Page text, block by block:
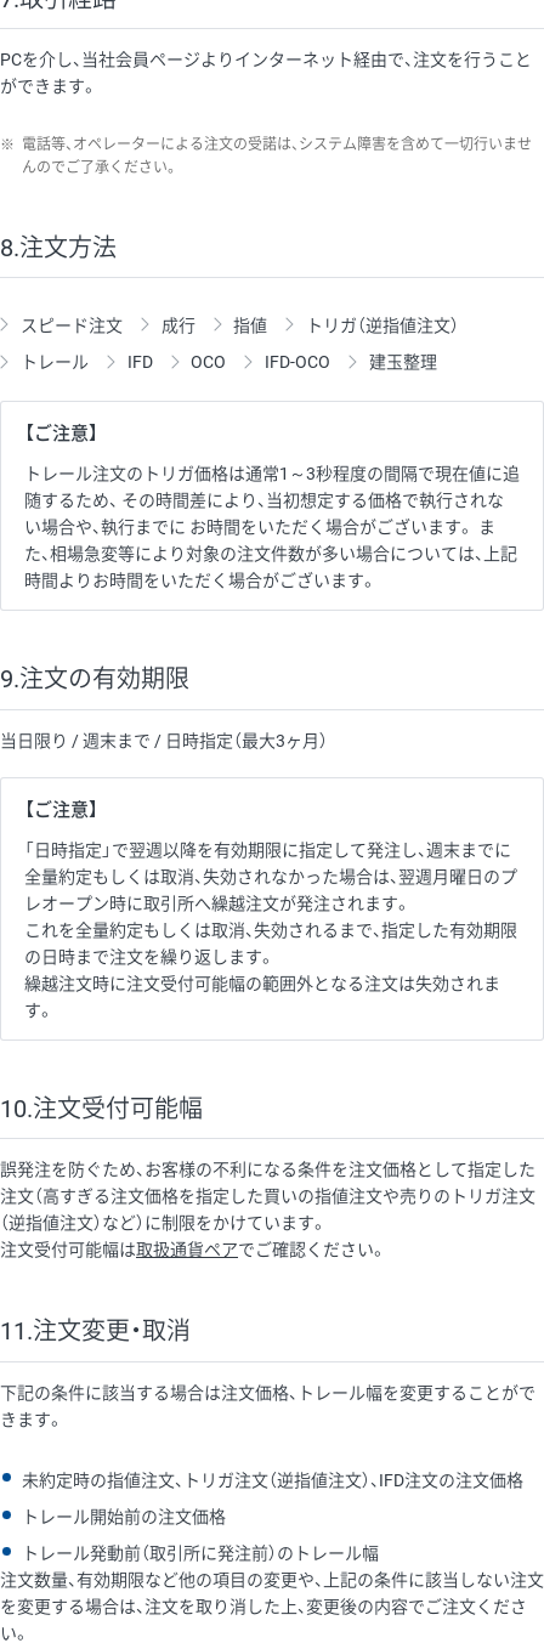
PCを介し、当社会員ページよりインターネット経由で、注文を行うこと
ができます。
※ 電話等、オペレーターによる注文の受諾は、システム障害を含めて一切行いませ
んのでご了承ください。
8.注文方法
スピード注文 成行 指値
トリガ（逆指値注文）
トレール
IFD OCO IFD-OCO 建玉整理
【ご注意】
トレール注文のトリガ価格は通常1～3秒程度の間隔で現在値に追
随するため、 その時間差により、当初想定する価格で執行されな
い場合や、執行までに お時間をいただく場合がございます。 ま
た、相場急変等により対象の注文件数が多い場合については、上記
時間よりお時間をいただく場合がございます。
9.注文の有効期限
当日限り / 週末まで / 日時指定（最大3ヶ月）
【ご注意】
「日時指定」で翌週以降を有効期限に指定して発注し、週末までに
全量約定もしくは取消、失効されなかった場合は、翌週月曜日のプ
レオープン時に取引所へ繰越注文が発注されます。
これを全量約定もしくは取消、失効されるまで、指定した有効期限
の日時まで注文を繰り返します。
繰越注文時に注文受付可能幅の範囲外となる注文は失効されま
す。
10.注文受付可能幅
誤発注を防ぐため、お客様の不利になる条件を注文価格として指定した
注文（高すぎる注文価格を指定した買いの指値注文や売りのトリガ注文
（逆指値注文）など）に制限をかけています。
注文受付可能幅は取扱通貨ペアでご確認ください。
11.注文変更・取消
下記の条件に該当する場合は注文価格、トレール幅を変更することがで
きます。
未約定時の指値注文、トリガ注文（逆指値注文）、IFD注文の注文価格
トレール開始前の注文価格
トレール発動前（取引所に発注前）のトレール幅
注文数量、有効期限など他の項目の変更や、上記の条件に該当しない注文
を変更する場合は、注文を取り消した上、変更後の内容でご注文くださ
い。